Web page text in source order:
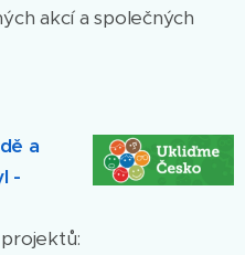
akcí a společných
a
-